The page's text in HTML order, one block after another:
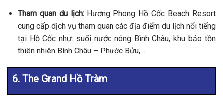
Tham quan du lịch:Hương Phong Hồ Cốc Beach Resort
cung cấp dịch vụ tham quan các địa điểm du lịch nổi tiếng
tại Hồ Cốc như: suối nước nóng Bình Châu, khu bảo tồn
thiên nhiên Bình Châu – Phước Bửu,…
6. The Grand Hồ Tràm